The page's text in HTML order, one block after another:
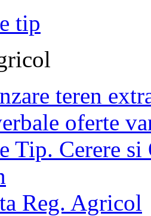
tip
teren
oferte
Tip. Cerere si
Reg. Agricol